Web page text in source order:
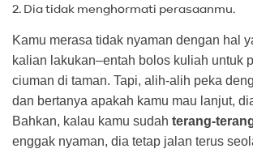
2. Dia tidak menghormati perasaanmu.
Kamu merasa tidak nyaman dengan hal
kalian lakukan–entah bolos kuliah untuk
ciuman di taman. Tapi, alih-alih peka
dan bertanya apakah kamu mau lanjut,
Bahkan, kalau kamu sudah terang-
enggak nyaman, dia tetap jalan terus